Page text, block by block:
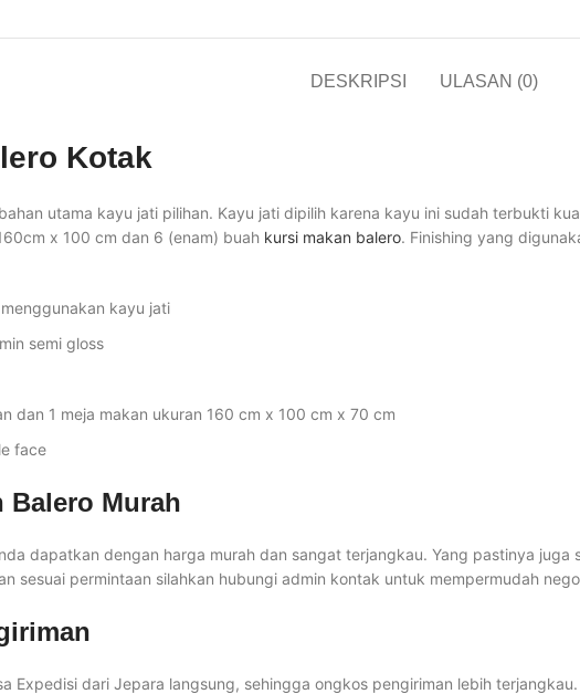
DESKRIPSI ULASAN (0)
Kotak
utama kayu jati pilihan. Kayu jati dipilih karena kayu ini sudah terbukti
x 100 cm dan 6 (enam) buah kursi makan balero. Finishing yang
kayu jati
semi gloss
dan 1 meja makan ukuran 160 cm x 100 cm x 70 cm
face
Balero Murah
dapatkan dengan harga murah dan sangat terjangkau. Yang pastinya
sesuai permintaan silahkan hubungi admin kontak untuk mempermudah
Expedisi dari Jepara langsung, sehingga ongkos pengiriman lebih terjangkau.